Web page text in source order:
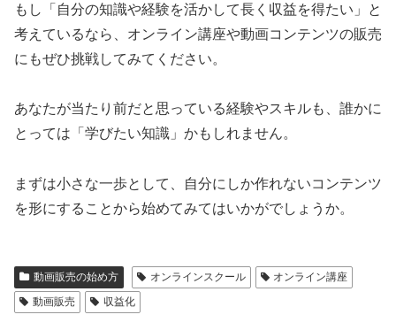
もし「自分の知識や経験を活かして長く収益を得たい」と
考えているなら、オンライン講座や動画コンテンツの販売
にもぜひ挑戦してみてください。
あなたが当たり前だと思っている経験やスキルも、誰かに
とっては「学びたい知識」かもしれません。
まずは小さな一歩として、自分にしか作れないコンテンツ
を形にすることから始めてみてはいかがでしょうか。
動画販売の始め方 オンラインスクール
オンライン講座
動画販売
収益化